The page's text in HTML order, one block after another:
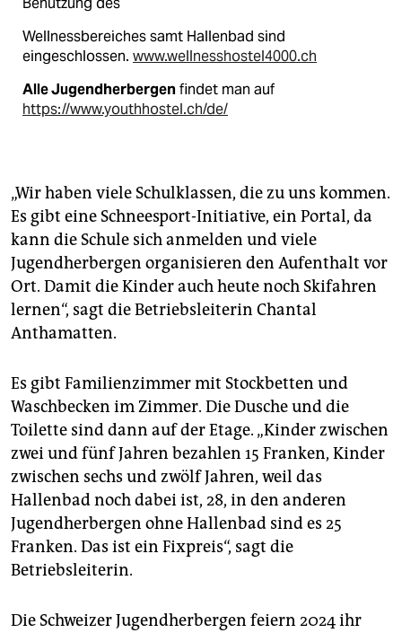
Wellnessbereiches samt Hallenbad sind
eingeschlossen. www.wellnesshostel4000.ch
Alle Jugendherbergenfindet man auf
https://www.youthhostel.ch/de/
„Wir haben viele Schulklassen, die zu uns kommen.
Es gibt eine Schneesport-Initiative, ein Portal, da
kann die Schule sich anmelden und viele
Jugendherbergen organisieren den Aufenthalt vor
Ort. Damit die Kinder auch heute noch Skifahren
lernen“, sagt die Betriebsleiterin Chantal
Anthamatten.
Es gibt Familienzimmer mit Stockbetten und
Waschbecken im Zimmer. Die Dusche und die
Toilette sind dann auf der Etage. „Kinder zwischen
zwei und fünf Jahren bezahlen 15 Franken, Kinder
zwischen sechs und zwölf Jahren, weil das
Hallenbad noch dabei ist, 28, in den anderen
Jugendherbergen ohne Hallenbad sind es 25
Franken. Das ist ein Fixpreis“, sagt die
Betriebsleiterin.
Die Schweizer Jugendherbergen feiern 2024 ihr